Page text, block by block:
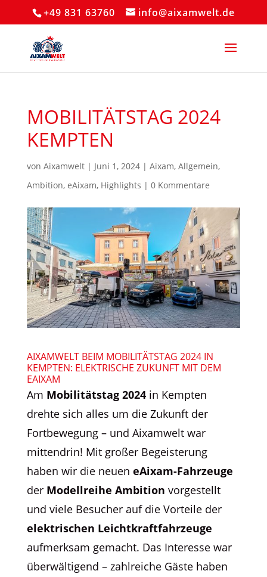
+49 831 63760 info@aixamwelt.de
MOBILITÄTSTAG 2024
KEMPTEN
von Aixamwelt| Juni 1, 2024| Aixam, Allgemein,
Ambition, eAixam, Highlights | 0 Kommentare
AIXAMWELT BEIM MOBILITÄTSTAG 2024 IN
KEMPTEN: ELEKTRISCHE ZUKUNFT MIT DEM
EAIXAM
Am Mobilitätstag 2024in Kempten
drehte sich alles um die Zukunft der
Fortbewegung – und Aixamwelt war
mittendrin! Mit großer Begeisterung
haben wir die neuen eAixam-Fahrzeuge
der Modellreihe Ambition vorgestellt
und viele Besucher auf die Vorteile der
elektrischen Leichtkraftfahrzeuge
aufmerksam gemacht. Das Interesse war
überwältigend – zahlreiche Gäste haben